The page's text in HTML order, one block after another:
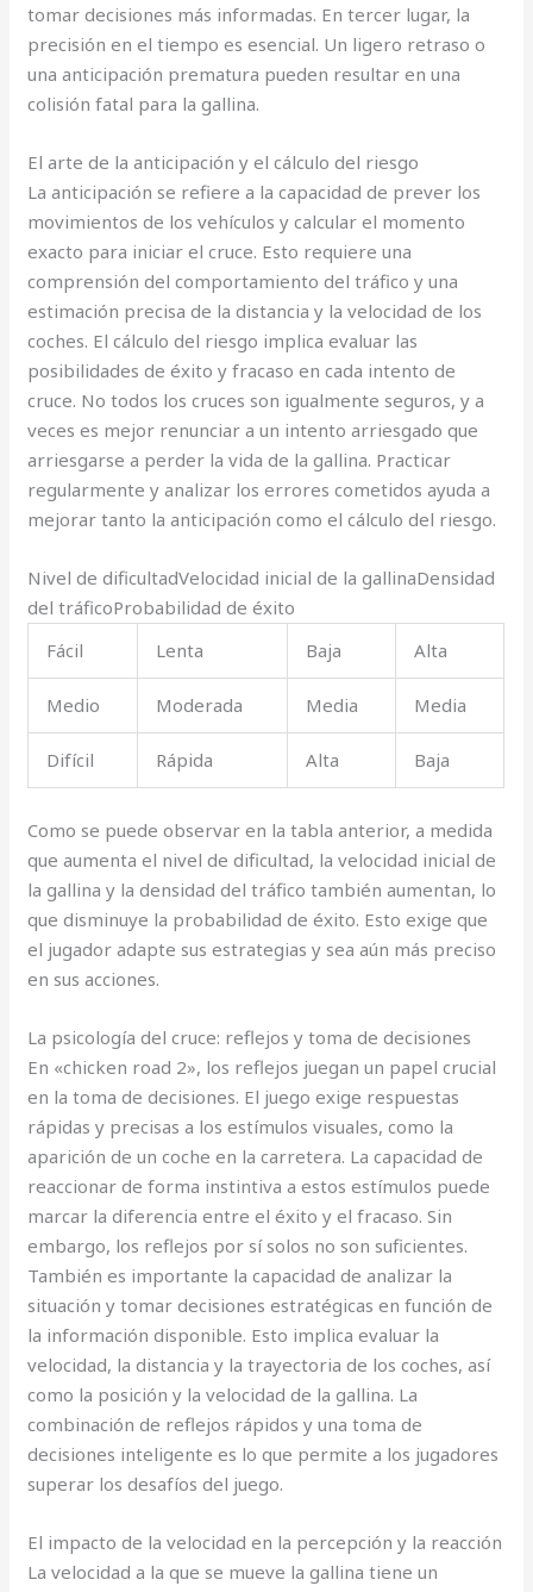
tomar decisiones más informadas. En tercer lugar, la
precisión en el tiempo es esencial. Un ligero retraso o
una anticipación prematura pueden resultar en una
colisión fatal para la gallina.
El arte de la anticipación y el cálculo del riesgo
La anticipación se refiere a la capacidad de prever los
movimientos de los vehículos y calcular el momento
exacto para iniciar el cruce. Esto requiere una
comprensión del comportamiento del tráfico y una
estimación precisa de la distancia y la velocidad de los
coches. El cálculo del riesgo implica evaluar las
posibilidades de éxito y fracaso en cada intento de
cruce. No todos los cruces son igualmente seguros, y a
veces es mejor renunciar a un intento arriesgado que
arriesgarse a perder la vida de la gallina. Practicar
regularmente y analizar los errores cometidos ayuda a
mejorar tanto la anticipación como el cálculo del riesgo.
Nivel de dificultadVelocidad inicial de la gallinaDensidad
del tráficoProbabilidad de éxito
Fácil
Lenta Baja Alta
Medio Moderada Media Media
Difícil Rápida Alta Baja
Como se puede observar en la tabla anterior, a medida
que aumenta el nivel de dificultad, la velocidad inicial de
la gallina y la densidad del tráfico también aumentan, lo
que disminuye la probabilidad de éxito. Esto exige que
el jugador adapte sus estrategias y sea aún más preciso
en sus acciones.
La psicología del cruce: reflejos y toma de decisiones
En «chicken road 2», los reflejos juegan un papel crucial
en la toma de decisiones. El juego exige respuestas
rápidas y precisas a los estímulos visuales, como la
aparición de un coche en la carretera. La capacidad de
reaccionar de forma instintiva a estos estímulos puede
marcar la diferencia entre el éxito y el fracaso. Sin
embargo, los reflejos por sí solos no son suficientes.
También es importante la capacidad de analizar la
situación y tomar decisiones estratégicas en función de
la información disponible. Esto implica evaluar la
velocidad, la distancia y la trayectoria de los coches, así
como la posición y la velocidad de la gallina. La
combinación de reflejos rápidos y una toma de
decisiones inteligente es lo que permite a los jugadores
superar los desafíos del juego.
El impacto de la velocidad en la percepción y la reacción
La velocidad a la que se mueve la gallina tiene un